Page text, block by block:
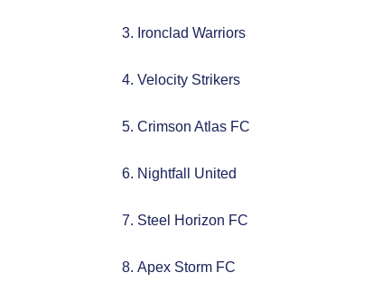
Ironclad Warriors
Velocity Strikers
Crimson Atlas FC
Nightfall United
Steel Horizon FC
Apex Storm FC